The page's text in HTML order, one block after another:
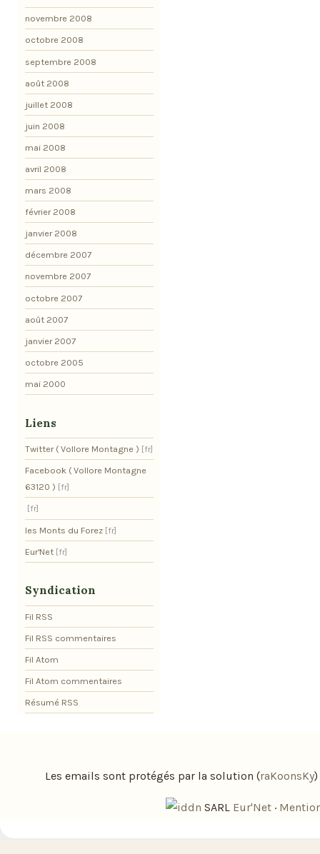
novembre 2008
octobre 2008
septembre 2008
août 2008
juillet 2008
juin 2008
mai 2008
avril 2008
mars 2008
février 2008
janvier 2008
décembre 2007
novembre 2007
octobre 2007
août 2007
janvier 2007
octobre 2005
mai 2000
Liens
Twitter ( Vollore Montagne )
Facebook ( Vollore Montagne
63120 )
les Monts du Forez
Eur'Net
Syndication
Fil RSS
Fil RSS commentaires
Fil Atom
Fil Atom commentaires
Résumé RSS
Les emails sont protégés par la solution (raKoonsKy)
SARL Eur'Net ·